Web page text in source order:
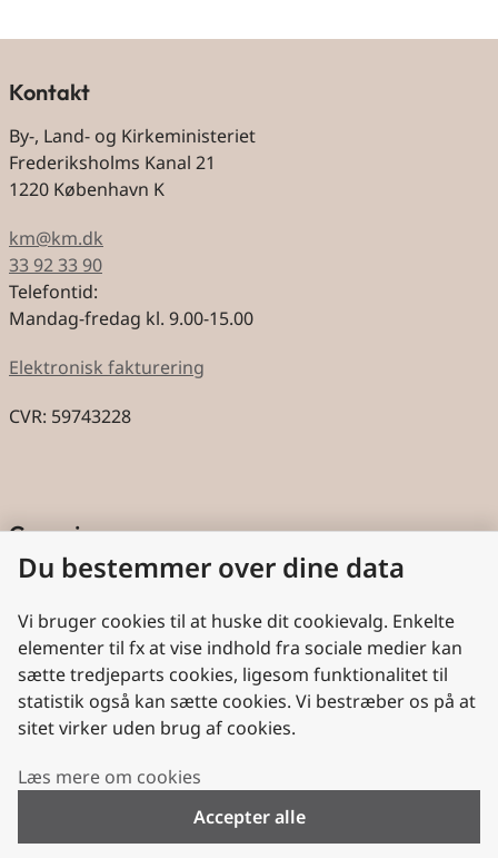
Kontakt
By-, Land- og Kirkeministeriet
Frederiksholms Kanal 21
1220 København K
km@km.dk
33 92 33 90
Telefontid:
Mandag-fredag kl. 9.00-15.00
Elektronisk fakturering
CVR: 59743228
Genveje
Cookies
Aktindsigt
Persondatabeskyttelse
Nyttige links
Plan- og Landdistriktsstyrelsen
Folkekirken.dk
Du bestemmer over dine data
Vi bruger cookies til at huske dit cookievalg. Enkelte
elementer til fx at vise indhold fra sociale medier kan
sætte tredjeparts cookies, ligesom funktionalitet til
statistik også kan sætte cookies. Vi bestræber os på at
sitet virker uden brug af cookies.
Læs mere om cookies
Accepter alle